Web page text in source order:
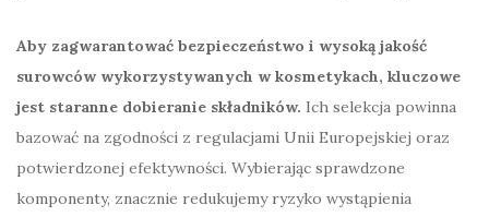
Aby zagwarantować bezpieczeństwo i wysoką jakość
surowców wykorzystywanych w kosmetykach, kluczowe
jest staranne dobieranie składników. Ich selekcja powinna
bazować na zgodności z regulacjami Unii Europejskiej oraz
potwierdzonej efektywności. Wybierając sprawdzone
komponenty, znacznie redukujemy ryzyko wystąpienia